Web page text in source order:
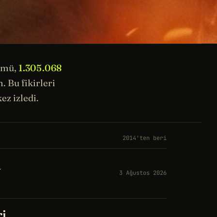
1.305.068
Bu fikirleri
izledi.
2014'ten beri
3 Ağustos 2026